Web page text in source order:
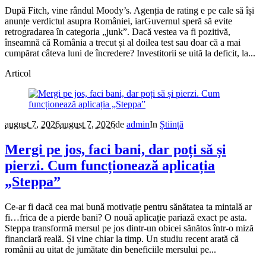
După Fitch, vine rândul Moody’s. Agenția de rating e pe cale să își
anunțe verdictul asupra României, iarGuvernul speră să evite
retrogradarea în categoria „junk”. Dacă vestea va fi pozitivă,
înseamnă că România a trecut și al doilea test sau doar că a mai
cumpărat câteva luni de încredere? Investitorii se uită la deficit, la...
Articol
august 7, 2026august 7, 2026de adminIn Știință
Mergi pe jos, faci bani, dar poți să și
pierzi. Cum funcționează aplicația
„Steppa”
Ce-ar fi dacă cea mai bună motivație pentru sănătatea ta mintală ar
fi…frica de a pierde bani? O nouă aplicație pariază exact pe asta.
Steppa transformă mersul pe jos dintr-un obicei sănătos într-o miză
financiară reală. Și vine chiar la timp. Un studiu recent arată că
românii au uitat de jumătate din beneficiile mersului pe...